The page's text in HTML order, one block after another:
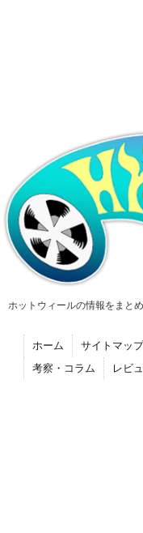
ホットウィールの情報をまと
ホーム サイトマッ
考察・コラム
レビ